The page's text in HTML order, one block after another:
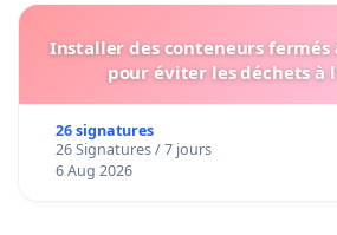
Installer des conteneurs fermés
pour éviter les déchets à
26 signatures
26 Signatures / 7 jours
6 Aug 2026